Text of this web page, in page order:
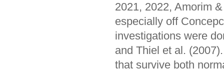
2021, 2022, Amorim
especially off
investigations were
and Thiel et al.
that survive both